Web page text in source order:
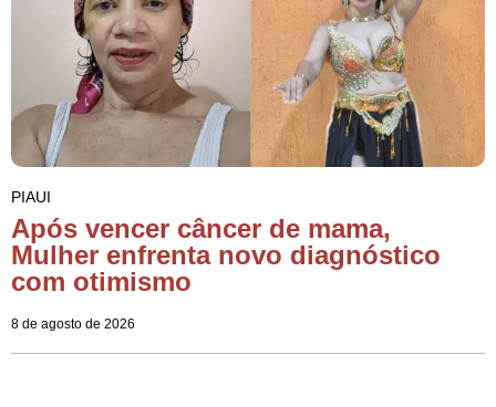
PIAUI
Após vencer câncer de mama,
Mulher enfrenta novo diagnóstico
com otimismo
8 de agosto de 2026